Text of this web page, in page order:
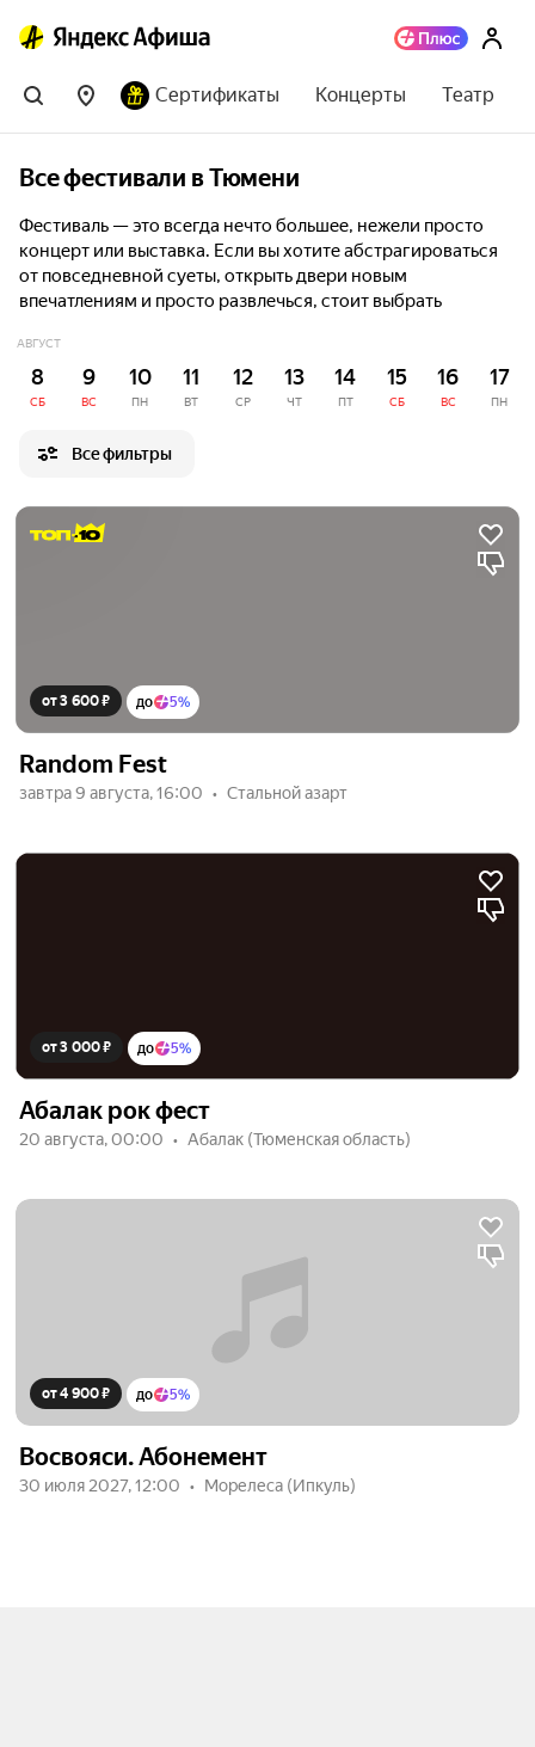
Сертификаты Концерты Театр
Все фестивали в Тюмени
Фестиваль — это всегда нечто большее, нежели просто
концерт или выставка. Если вы хотите абстрагироваться
от повседневной суеты, открыть двери новым
впечатлениям и просто развлечься, стоит выбрать
АВГУСТ
8
СБ
9
ВС
10
ПН
11
ВТ
12
СР
13
ЧТ
14
ПТ
15
СБ
16
ВС
17
ПН
Все фильтры
от 3 600 ₽ до 5%
Random Fest
завтра 9 августа, 16:00 Стальной азарт
от 3 000 ₽ до 5%
Абалак рок фест
20 августа, 00:00 Абалак (Тюменская область)
от 4 900 ₽ до 5%
Восвояси. Абонемент
30 июля 2027, 12:00 Морелеса (Ипкуль)